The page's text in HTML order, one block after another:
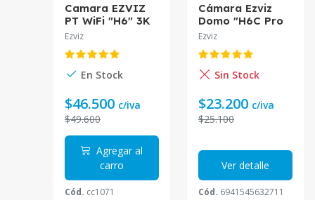
Camara EZVIZ
PT WiFi "H6" 3K
4mm IR10 USB
(5WF,4mm)
Ezviz
En Stock
$46.500 c/iva
$49.600
Agregar al
carro
Cód. cc1071
Cámara Ezviz
Domo "H6C Pro
2K" Tipo-C IR10
H6C-R105-1L3WF
Ezviz
Sin Stock
$23.200 c/iva
$25.100
Ver detalle
Cód. 6941545632711